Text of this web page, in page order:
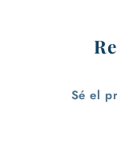
Sé el